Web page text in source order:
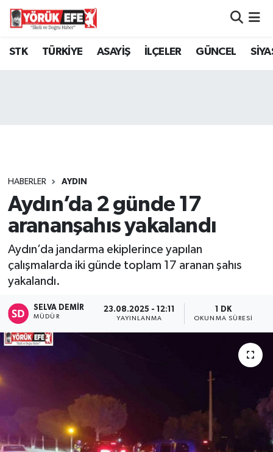
STK TÜRKİYE ASAYİŞ İLÇELER GÜNCEL
HABERLER AYDIN
Aydın’da 2 günde 17
arananşahıs yakalandı
Aydın’da jandarma ekiplerince yapılan
çalışmalarda iki günde toplam 17 aranan şahıs
yakalandı.
SELVA DEMIR
MÜDÜR
23.08.2025 - 12:11
YAYINLANMA
1 DK
OKUNMA SÜRESI
Aydın Nöbetçi Eczaneler
Tüm Manşetler
Son Dakika Haberleri
Haber Arşivi